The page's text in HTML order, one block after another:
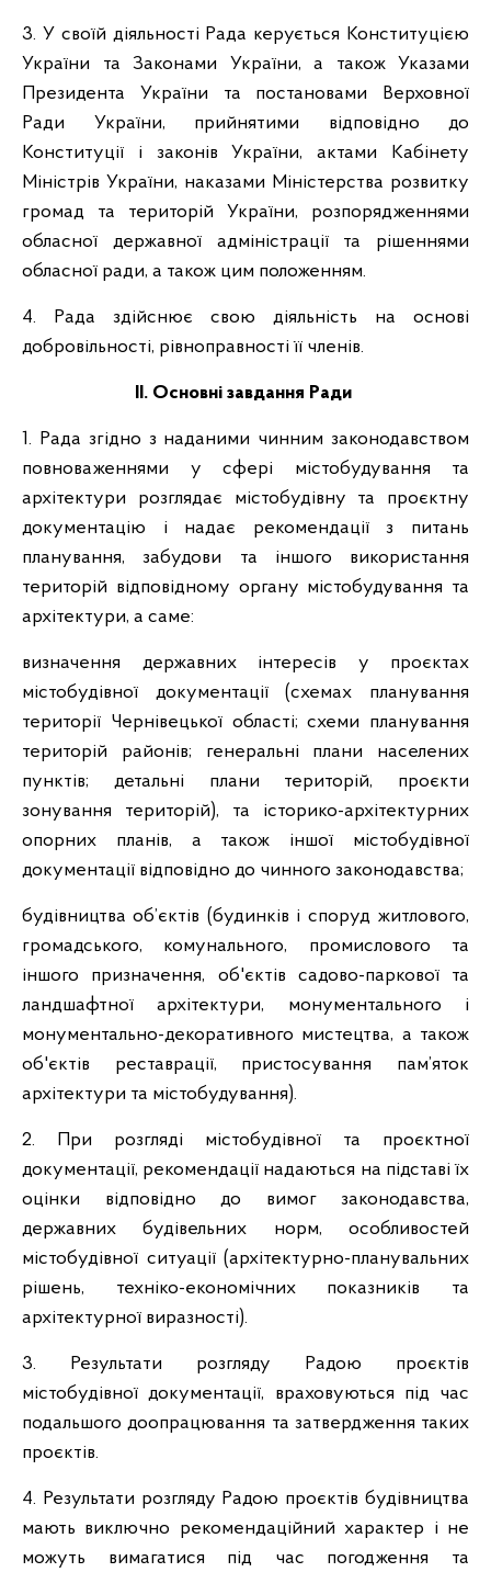
3. У своїй діяльності Рада керується Конституцією
України та Законами України, а також Указами
Президента України та постановами Верховної
Ради України, прийнятими відповідно до
Конституції і законів України, актами Кабінету
Міністрів України, наказами Міністерства розвитку
громад та територій України, розпорядженнями
обласної державної адміністрації та рішеннями
обласної ради, а також цим положенням.
4. Рада здійснює свою діяльність на основі
добровільності, рівноправності її членів.
ІІ. Основні завдання Ради
1. Рада згідно з наданими чинним законодавством
повноваженнями у сфері містобудування та
архітектури розглядає містобудівну та проєктну
документацію і надає рекомендації з питань
планування, забудови та іншого використання
територій відповідному органу містобудування та
архітектури, а саме:
визначення державних інтересів у проєктах
містобудівної документації (схемах планування
території Чернівецької області; схеми планування
територій районів; генеральні плани населених
пунктів; детальні плани територій, проєкти
зонування територій), та історико-архітектурних
опорних планів, а також іншої містобудівної
документації відповідно до чинного законодавства;
будівництва об’єктів (будинків і споруд житлового,
громадського, комунального, промислового та
іншого призначення, об'єктів садово-паркової та
ландшафтної архітектури, монументального і
монументально-декоративного мистецтва, а також
об'єктів реставрації, пристосування пам’яток
архітектури та містобудування).
2. При розгляді містобудівної та проєктної
документації, рекомендації надаються на підставі їх
оцінки відповідно до вимог законодавства,
державних будівельних норм, особливостей
містобудівної ситуації (архітектурно-планувальних
рішень, техніко-економічних показників та
архітектурної виразності).
3. Результати розгляду Радою проєктів
містобудівної документації, враховуються під час
подальшого доопрацювання та затвердження таких
проєктів.
4. Результати розгляду Радою проєктів будівництва
мають виключно рекомендаційний характер і не
можуть вимагатися під час погодження та